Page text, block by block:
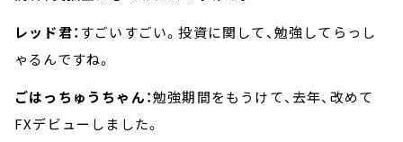
レッド君： すごいすごい。投資に関して、勉強してらっし
ゃるんですね。
ごはっちゅうちゃん：勉強期間をもうけて、去年、改めて
FXデビューしました。